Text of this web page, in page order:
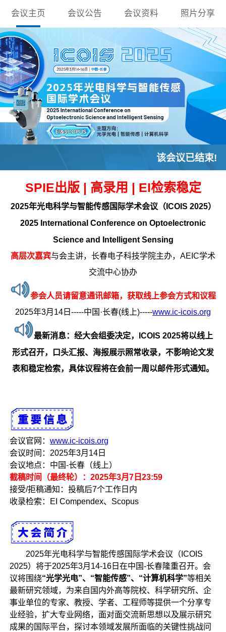
会议主页 会议公告 会议资料 照片分享
该会议已结束!
SPIE出版 | 高录用 | EI检索稳定
2025年光电科学与智能传感国际学术会议（ICOIS 2025）
2025 International Conference on Optoelectronic
Science and Intelligent Sensing
高层次嘉宾与会主讲，长春电子科技学院主办，AEIC学术
交流中心协办
参会人员请留意通讯邮箱，获取线上参会方式和议程
2025年3月14日-----中国·长春(线上)-----www.ic-icois.org
最新消息：经大会组委决定，ICOIS 2025将以线上
形式召开，口头汇报、海报展示照常收录，不影响论文发
表和稳定检索，具体议程将在会前一周以邮件形式通知。
会议官网：www.ic-icois.org
会议时间：2025年3月14日
会议地点：中国-长春（线上）
截稿时间（最终轮）：2025年3月7日23:59
接受/拒稿通知：投稿后7个工作日内
收录检索：EI Compendex、Scopus
2025年光电科学与智能传感国际学术会议（ICOIS
2025）将于2025年3月14-16日在中国-长春隆重召开。会
议将围绕“光学光电”、“智能传感”、“计算机科学”等相关
最新研究领域，为来自国内外高等院校、科学研究所、企
事业单位的专家、教授、学者、工程师等提供一个分享专
业经验，扩大专业网络，面对面交流新思想以及展示研究
成果的国际平台，探讨本领域发展所面临的关键性挑战问